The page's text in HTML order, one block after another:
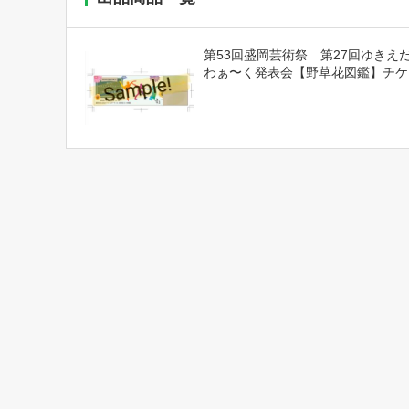
第53回盛岡芸術祭 第27回ゆきえ
わぁ〜く発表会【野草花図鑑】チケ